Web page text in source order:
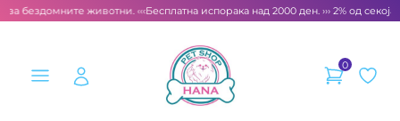
бездомните животни. ‹‹‹Бесплатна испорака над 2000 ден. ››› 2% од
0